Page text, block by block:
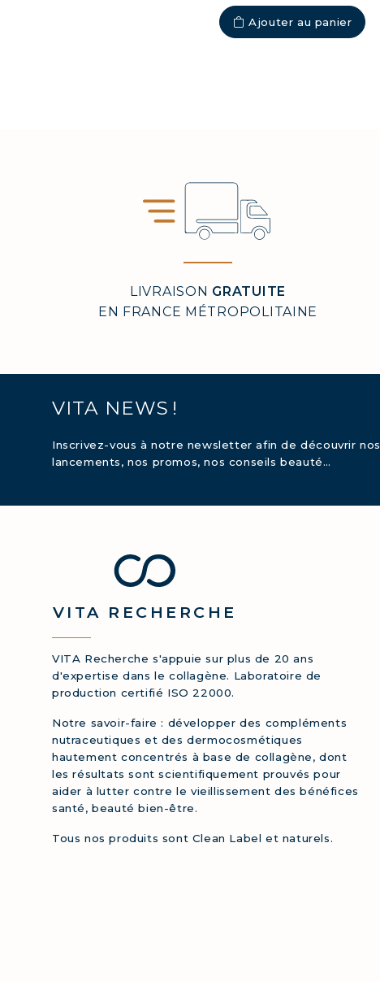
Ajouter au panier
LIVRAISON GRATUITE
EN FRANCE MÉTROPOLITAINE
VITA NEWS !
Inscrivez-vous à notre newsletter afin de découvrir nos
lancements, nos promos, nos conseils beauté…
VITA RECHERCHE
VITA Recherche s'appuie sur plus de 20 ans
d'expertise dans le collagène. Laboratoire de
production certifié ISO 22000.
Notre savoir-faire : développer des compléments
nutraceutiques et des dermocosmétiques
hautement concentrés à base de collagène, dont
les résultats sont scientifiquement prouvés pour
aider à lutter contre le vieillissement des bénéfices
santé, beauté bien-être.
Tous nos produits sont Clean Label et naturels.